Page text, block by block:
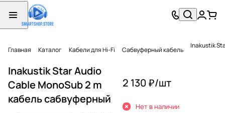
Главная Каталог Кабели для Hi-Fi Сабвуферный кабель Inakustik
Inakustik Star Audio
Cable MonoSub 2 m
кабель сабвуферный
2 130 ₽/шт
Нет в наличии